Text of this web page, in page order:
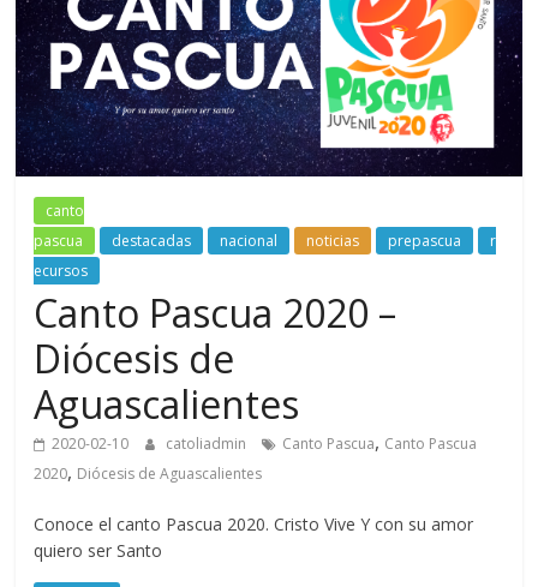
canto
pascua
destacadas nacional noticias prepascua
r
ecursos
Canto Pascua 2020 –
Diócesis de
Aguascalientes
2020-02-10 catoliadmin Canto Pascua, Canto Pascua
2020, Diócesis de Aguascalientes
Conoce el canto Pascua 2020. Cristo Vive Y con su amor
quiero ser Santo